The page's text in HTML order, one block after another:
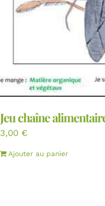
Jeu chaîne
3,00 €
Ajouter au panier